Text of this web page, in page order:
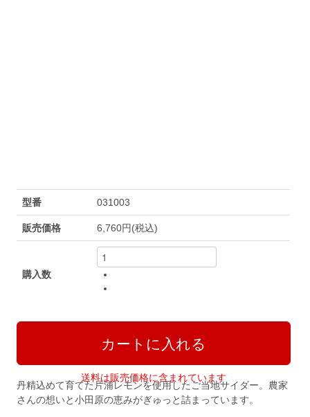
型番 031003
販売価格 6,760円(税込)
購入数
送料は販売価格に含まれています
丹精込めて育てた片浦レモンを使用したご当地サイダー。農家
さんの想いと小田原の恵みがぎゅっと詰まっています。